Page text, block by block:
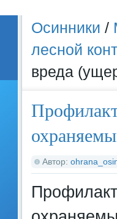
Осинники /
лесной
вреда
Автор: